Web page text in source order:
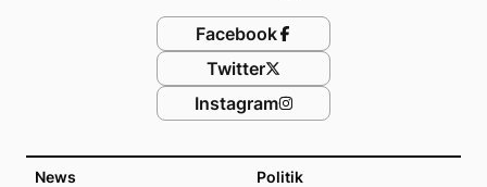
News Politik
Facebook
Twitter
Instagram